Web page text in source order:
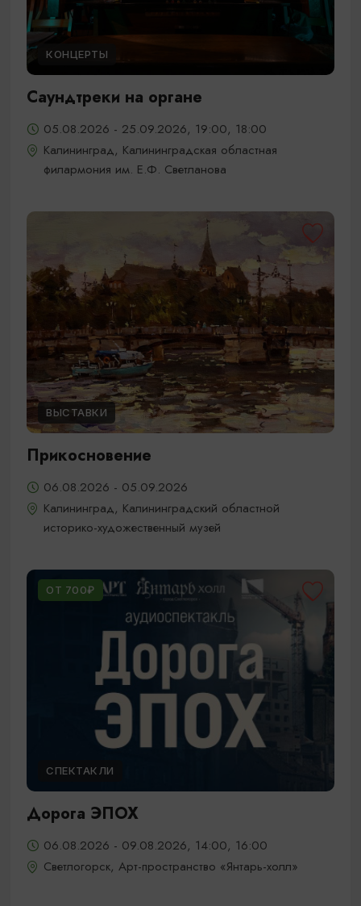
КОНЦЕРТЫ
Саундтреки на органе
05.08.2026 - 25.09.2026, 19:00, 18:00
Калининград, Калининградская областная
филармония им. Е.Ф. Светланова
ВЫСТАВКИ
Прикосновение
06.08.2026 - 05.09.2026
Калининград, Калининградский областной
историко-художественный музей
ОТ 700₽
СПЕКТАКЛИ
Дорога ЭПОХ
06.08.2026 - 09.08.2026, 14:00, 16:00
Светлогорск, Арт-пространство «Янтарь-холл»